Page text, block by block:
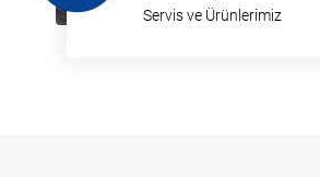
Servis ve Ürünlerimiz